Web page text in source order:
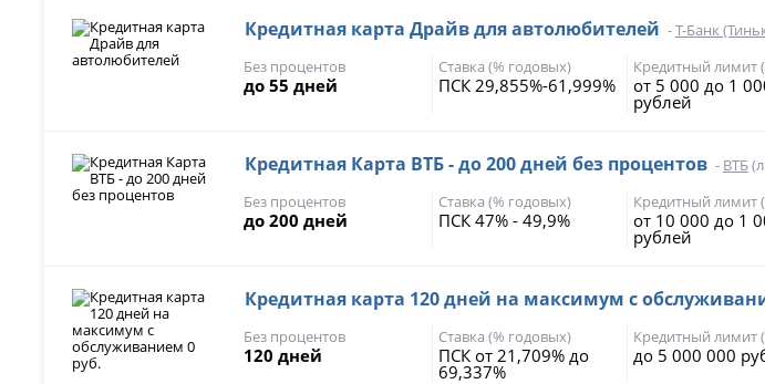
Кредитная карта Драйв для автолюбителей -Т-Банк
Без процентов
до 55 дней
Ставка (% годовых)
ПСК 29,855%-61,999%
Кредитный лимит
от 5 000 до 1
рублей
Кредитная Карта ВТБ - до 200 дней без процентов - ВТБ
Без процентов
до 200 дней
Ставка (% годовых)
ПСК 47% - 49,9%
Кредитный лимит
от 10 000 до 1
рублей
Кредитная карта 120 дней на максимум с
Без процентов
120 дней
Ставка (% годовых)
ПСК от 21,709% до
69,337%
Кредитный лимит
до 5 000 000